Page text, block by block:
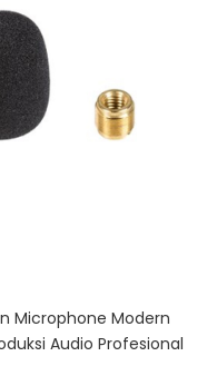
Microphone Modern
Audio Profesional